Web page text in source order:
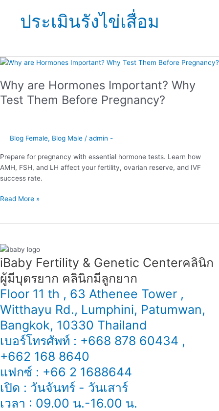
ประเมินรังไข่เสื่อม
Why are Hormones Important? Why
Test Them Before Pregnancy?
Blog Female, Blog Male / admin -
Prepare for pregnancy with essential hormone tests. Learn how
AMH, FSH, and LH affect your fertility, ovarian reserve, and IVF
success rate.
Why
Hormones
Important?
Why
Before
Read More »
iBaby Fertility & Genetic Center​ คลินิก
ผู้มีบุตรยาก คลินิกมีลูกยาก
Floor 11 th , 63 Athenee Tower ,
Witthayu Rd., Lumphini, Patumwan,
Bangkok, 10330 Thailand
เบอร์โทรศัพท์ : +668 878 60434 ,
+662 168 8640
แฟกซ์ : +66 2 1688644
เปิด : วันจันทร์ - วันเสาร์
เวลา : 09.00 น.-16.00 น.